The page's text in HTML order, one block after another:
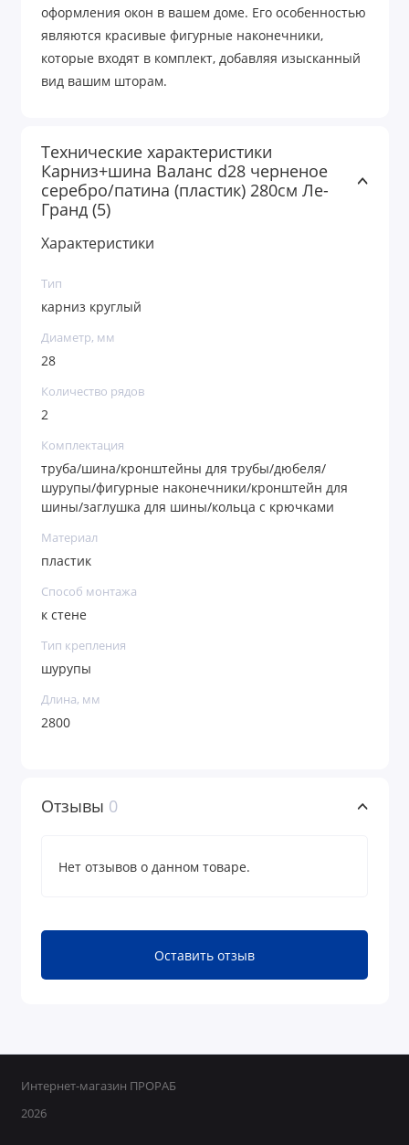
оформления окон в вашем доме. Его особенностью
являются красивые фигурные наконечники,
которые входят в комплект, добавляя изысканный
вид вашим шторам.
Технические характеристики
Карниз+шина Валанс d28 черненое
серебро/патина (пластик) 280см Ле-
Гранд (5)
Характеристики
Тип
карниз круглый
Диаметр, мм
28
Количество рядов
2
Комплектация
труба/шина/кронштейны для трубы/дюбеля/
шурупы/фигурные наконечники/кронштейн для
шины/заглушка для шины/кольца с крючками
Материал
пластик
Способ монтажа
к стене
Тип крепления
шурупы
Длина, мм
2800
Отзывы 0
Нет отзывов о данном товаре.
Оставить отзыв
Интернет-магазин ПРОРАБ
2026